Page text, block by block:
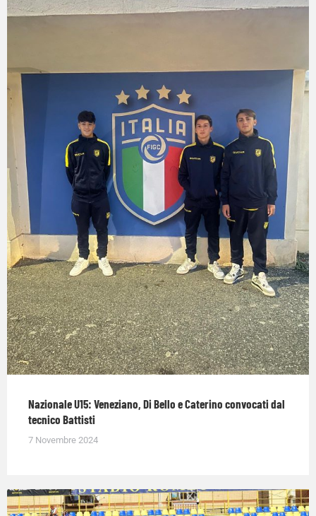
Nazionale U15: Veneziano, Di Bello e Caterino convocati dal
tecnico Battisti
7 Novembre 2024